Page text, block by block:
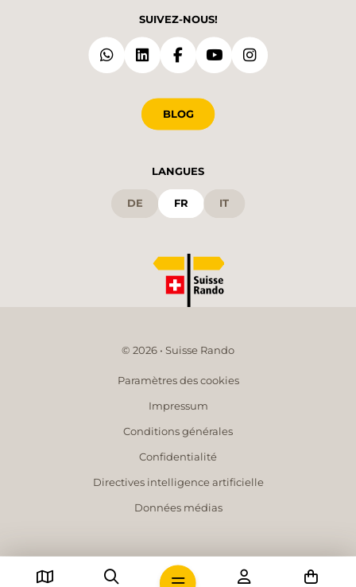
SUIVEZ-NOUS!
BLOG
LANGUES
DE FR IT
© 2026 • Suisse Rando
Paramètres des cookies
Impressum
Conditions générales
Confidentialité
Directives intelligence artificielle
Données médias